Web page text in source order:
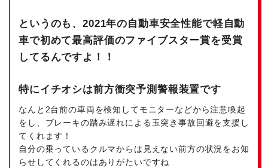
というのも、2021年の自動車安全性能で軽自動
車で初めて最高評価のファイブスター賞を受賞
してるんですよ ！！
特にイチオシは前方衝突予測警報装置です
なんと2台前の車両を検知してモニターなどから注意喚起
をし、ブレーキの踏み遅れによる玉突き事故回避を支援し
てくれます！
自分の乗っているクルマからは見えない前方の状況をお知
らせしてくれるのはありがたいですね